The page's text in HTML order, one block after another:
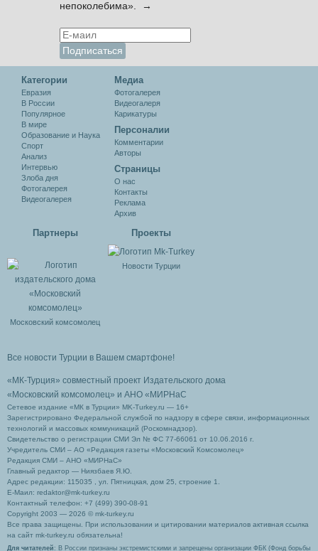
непоколебима». →
Категории
Евразия
В России
Популярное
В мире
Образование и Наука
Спорт
Анализ
Интервью
Злоба дня
Фотогалерея
Видеогалерея
Медиа
Фотогалерея
Видеогалеря
Карикатуры
Персоналии
Комментарии
Авторы
Cтраницы
О нас
Контакты
Реклама
Архив
Партнеры
Московский комсомолец
Проекты
Новости Турции
Все новости Турции в Вашем смартфоне!
«МК-Турция» совместный проект Издательского дома
«Московский комсомолец» и АНО «МИРНаС
Сетевое издание «МК в Турции» MK-Turkey.ru — 16+
Зарегистрировано Федеральной службой по надзору в сфере связи, информационных
технологий и массовых коммуникаций (Роскомнадзор).
Свидетельство о регистрации СМИ Эл № ФС 77-66061 от 10.06.2016 г.
Учредитель СМИ – АО «Редакция газеты «Московский Комсомолец»
Редакция СМИ – АНО «МИРНаС»
Главный редактор — Ниязбаев Я.Ю.
Адрес редакции: 115035 , ул. Пятницкая, дом 25, строение 1.
Е-Маил: redaktor@mk-turkey.ru
Контактный телефон: +7 (499) 390-08-91
Copyright 2003 — 2026 © mk-turkey.ru
Все права защищены. При использовании и цитировании материалов активная ссылка
на сайт mk-turkey.ru обязательна!
Для читателей : В России признаны экстремистскими и запрещены организации ФБК (Фонд борьбы